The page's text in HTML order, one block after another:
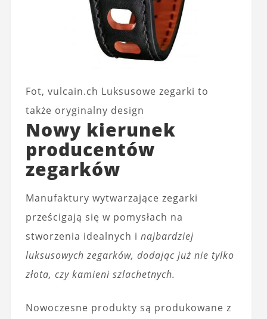
Fot, vulcain.ch Luksusowe zegarki to
także oryginalny design
Nowy kierunek
producentów
zegarków
Manufaktury wytwarzające zegarki
prześcigają się w pomysłach na
stworzenia idealnych i najbardziej
luksusowych zegarków, dodając już nie tylko
złota, czy kamieni szlachetnych.
Nowoczesne produkty są produkowane z